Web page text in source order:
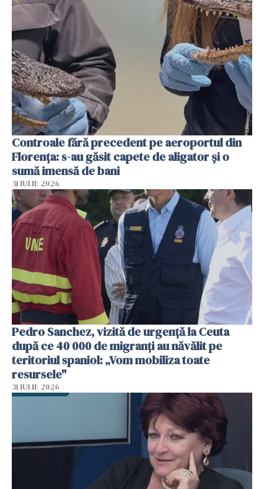
Controale fără precedent pe aeroportul din
Florența: s-au găsit capete de aligator și o
sumă imensă de bani
31 IULIE 2026
Pedro Sanchez, vizită de urgență la Ceuta
după ce 40 000 de migranți au năvălit pe
teritoriul spaniol: „Vom mobiliza toate
resursele"
31 IULIE 2026